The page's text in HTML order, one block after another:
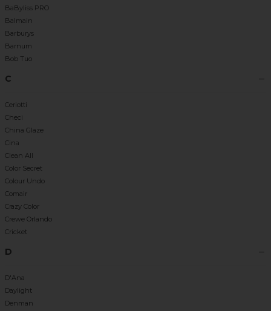
BaByliss PRO
Balmain
Barburys
Barnum
Bob Tuo
C
Ceriotti
Checi
China Glaze
Cina
Clean All
Color Secret
Colour Undo
Comair
Crazy Color
Crewe Orlando
Cricket
D
D'Ana
Daylight
Denman